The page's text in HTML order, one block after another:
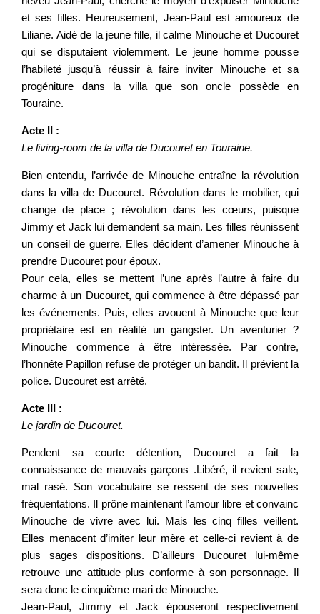
et ses filles. Heureusement, Jean-Paul est amoureux de
Liliane. Aidé de la jeune fille, il calme Minouche et Ducouret
qui se disputaient violemment. Le jeune homme pousse
l’habileté jusqu’à réussir à faire inviter Minouche et sa
progéniture dans la villa que son oncle possède en
Touraine.
Acte II :
Le living-room de la villa de Ducouret en Touraine.
Bien entendu, l’arrivée de Minouche entraîne la révolution
dans la villa de Ducouret. Révolution dans le mobilier, qui
change de place ; révolution dans les cœurs, puisque
Jimmy et Jack lui demandent sa main. Les filles réunissent
un conseil de guerre. Elles décident d’amener Minouche à
prendre Ducouret pour époux.
Pour cela, elles se mettent l’une après l’autre à faire du
charme à un Ducouret, qui commence à être dépassé par
les événements. Puis, elles avouent à Minouche que leur
propriétaire est en réalité un gangster. Un aventurier ?
Minouche commence à être intéressée. Par contre,
l’honnête Papillon refuse de protéger un bandit. Il prévient la
police. Ducouret est arrêté.
Acte III :
Le jardin de Ducouret.
Pendent sa courte détention, Ducouret a fait la
connaissance de mauvais garçons .Libéré, il revient sale,
mal rasé. Son vocabulaire se ressent de ses nouvelles
fréquentations. Il prône maintenant l’amour libre et convainc
Minouche de vivre avec lui. Mais les cinq filles veillent.
Elles menacent d’imiter leur mère et celle-ci revient à de
plus sages dispositions. D’ailleurs Ducouret lui-même
retrouve une attitude plus conforme à son personnage. Il
sera donc le cinquième mari de Minouche.
Jean-Paul, Jimmy et Jack épouseront respectivement